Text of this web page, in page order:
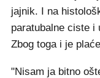
jajnik. I na
paratubalne ciste i
Zbog toga i je
"Nisam ja bitno